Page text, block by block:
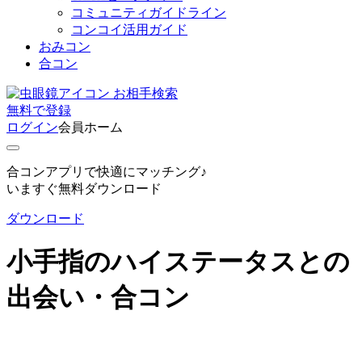
コミュニティガイドライン
コンコイ活用ガイド
おみコン
合コン
お相手検索
無料で登録
ログイン会員ホーム
合コンアプリで快適にマッチング♪
いますぐ無料ダウンロード
ダウンロード
小手指のハイステータスとの
出会い・合コン